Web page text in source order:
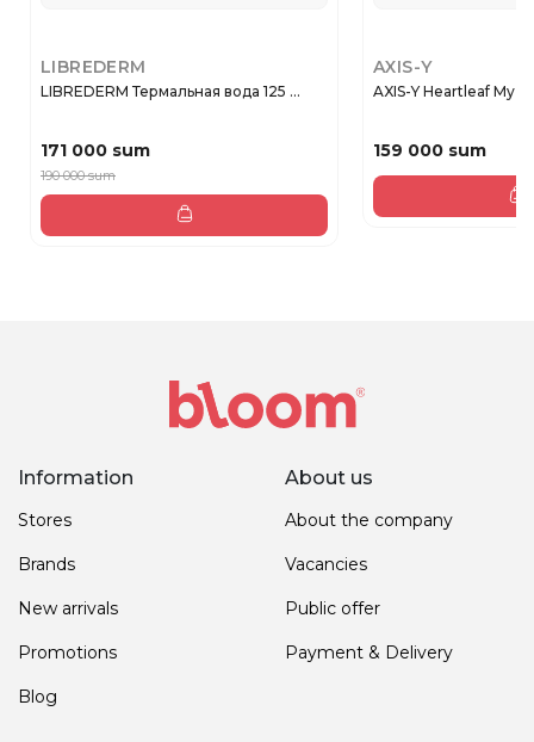
LIBREDERM
LIBREDERM Термальная вода 125 ...
171 000 sum
190 000 sum
AXIS-Y
AXIS-Y Heartleaf My-
159 000 sum
Information
Stores
Brands
New arrivals
Promotions
Blog
About us
About the company
Vacancies
Public offer
Payment & Delivery